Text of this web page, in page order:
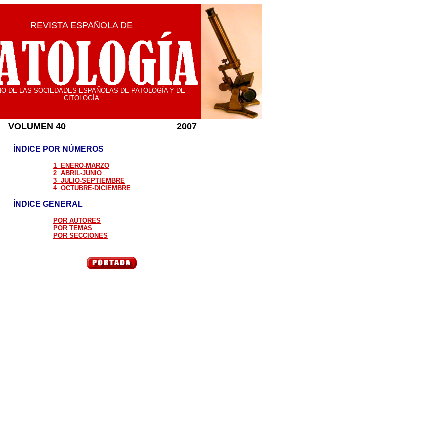
REVISTA ESPAÑOLA DE
DE LAS SOCIEDADES ESPAÑOLAS DE PATOLOGÍA Y DE
CITOLOGÍA
VOLUMEN 40 2007
ÍNDICE POR NÚMEROS
1 ENERO-MARZO
2 ABRIL-JUNIO
3 JULIO-SEPTIEMBRE
4 OCTUBRE-DICIEMBRE
ÍNDICE GENERAL
POR AUTORES
POR TEMAS
POR SECCIONES